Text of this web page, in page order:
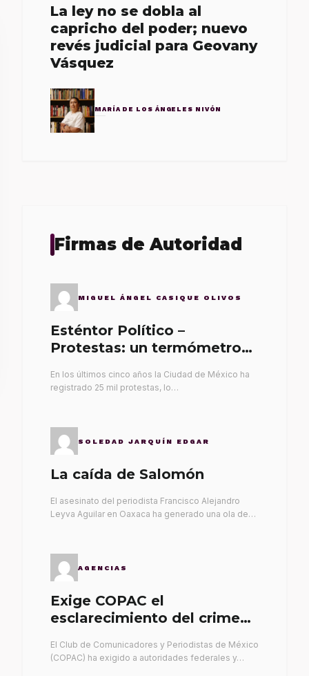
La ley no se dobla al
capricho del poder; nuevo
revés judicial para Geovany
Vásquez
MARÍA DE LOS ÁNGELES NIVÓN
Firmas de Autoridad
MIGUEL ÁNGEL CASIQUE OLIVOS
Esténtor Político –
Protestas: un termómetro
En los últimos cinco años la Ciudad de México ha
registrado 25 mil protestas, lo…
SOLEDAD JARQUÍN EDGAR
La caída de Salomón
El asesinato del periodista Francisco Alejandro
Leyva Aguilar en Oaxaca ha generado una ola de…
AGENCIAS
Exige COPAC el
esclarecimiento del crimen
El Club de Comunicadores y Periodistas de México
(COPAC) ha exigido a autoridades federales y…